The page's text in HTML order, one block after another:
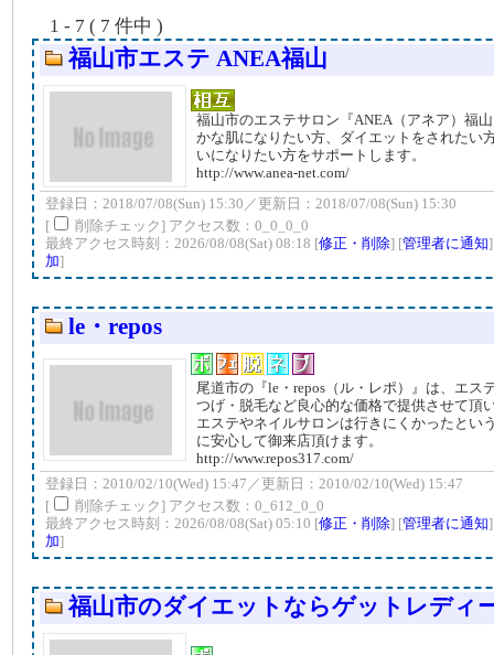
1 - 7 ( 7 件中 )
福山市エステ ANEA福山
福山市のエステサロン『ANEA（アネア）福
かな肌になりたい方、ダイエットをされたい
いになりたい方をサポートします。
http://www.anea-net.com/
登録日：2018/07/08(Sun) 15:30／更新日：2018/07/08(Sun) 15:30
[
削除チェック] アクセス数：0_0_0_0
最終アクセス時刻：2026/08/08(Sat) 08:18 [修正・削除] [管理者に通知
加]
le・repos
尾道市の『le・repos（ル・レポ）』は、エス
つげ・脱毛など良心的な価格で提供させて頂
エステやネイルサロンは行きにくかったとい
に安心して御来店頂けます。
http://www.repos317.com/
登録日：2010/02/10(Wed) 15:47／更新日：2010/02/10(Wed) 15:47
[
削除チェック] アクセス数：0_612_0_0
最終アクセス時刻：2026/08/08(Sat) 05:10 [修正・削除] [管理者に通知
加]
福山市のダイエットならゲットレディ